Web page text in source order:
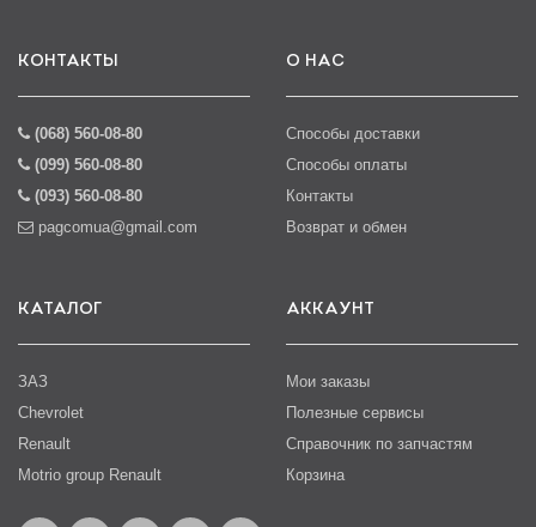
КОНТАКТЫ
(068) 560-08-80
(099) 560-08-80
(093) 560-08-80
pagcomua@gmail.com
О НАС
Способы доставки
Способы оплаты
Контакты
Возврат и обмен
КАТАЛОГ
ЗАЗ
Chevrolet
Renault
Motrio group Renault
АККАУНТ
Мои заказы
Полезные сервисы
Справочник по запчастям
Корзина